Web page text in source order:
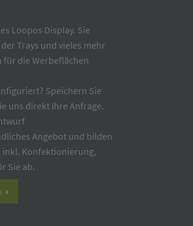
Loopos Display. Sie
Trays und vieles mehr
für die Werbeflächen
Speichern Sie
uns direkt Ihre Anfrage.
Angebot und bilden
inkl. Konfektionierung,
Sie ab.